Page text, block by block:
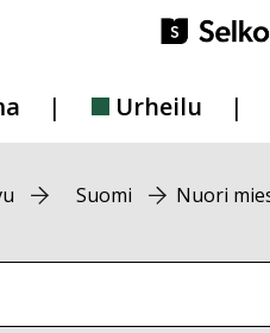
Urheilu
Suomi Nuori